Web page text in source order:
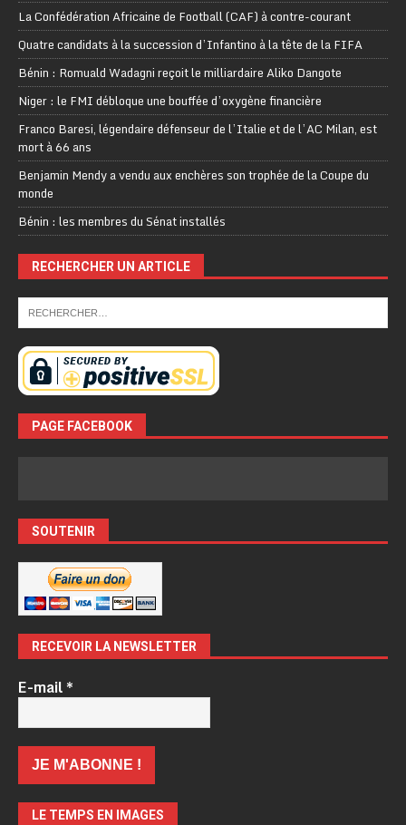
La Confédération Africaine de Football (CAF) à contre-courant
Quatre candidats à la succession d’Infantino à la tête de la FIFA
Bénin : Romuald Wadagni reçoit le milliardaire Aliko Dangote
Niger : le FMI débloque une bouffée d’oxygène financière
Franco Baresi, légendaire défenseur de l’Italie et de l’AC Milan, est
mort à 66 ans
Benjamin Mendy a vendu aux enchères son trophée de la Coupe du
monde
Bénin : les membres du Sénat installés
RECHERCHER UN ARTICLE
PAGE FACEBOOK
SOUTENIR
RECEVOIR LA NEWSLETTER
E-mail*
LE TEMPS EN IMAGES